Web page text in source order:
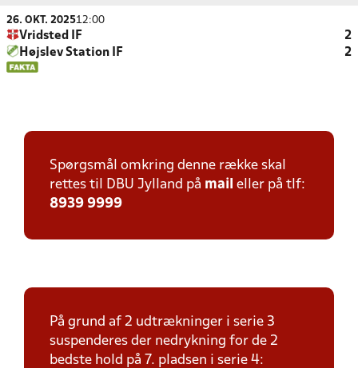
26. OKT. 202512:00
Vridsted IF
2
Højslev Station IF
2
Spørgsmål omkring denne række skal
rettes til DBU Jylland på mail eller på tlf:
8939 9999
På grund af 2 udtrækninger i serie 3
suspenderes der nedrykning for de 2
bedste hold på 7. pladsen i serie 4: